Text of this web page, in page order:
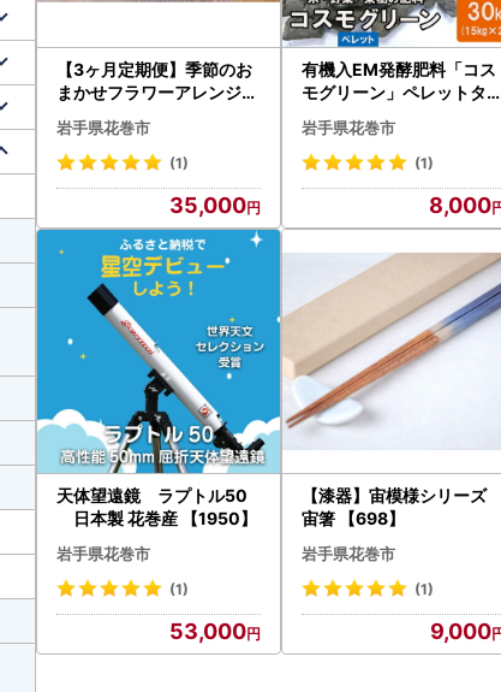
【3ヶ月定期便】季節のお
まかせフラワーアレンジメ
ント ＜スタンダード＞【1
343】
岩手県花巻市
(1)
35,000
有機入EM発酵肥料「コス
モグリーン」ペレットタイ
プ【元肥】15kg×2袋【14
59】
岩手県花巻市
(1)
8,000
天体望遠鏡 ラプトル50
日本製 花巻産 【1950】
岩手県花巻市
(1)
53,000
【漆器】宙模様シリーズ
宙箸 【698】
岩手県花巻市
(1)
9,000